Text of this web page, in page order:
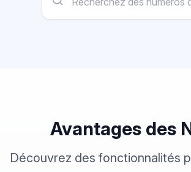
Avantages des
Découvrez des fonctionnalités